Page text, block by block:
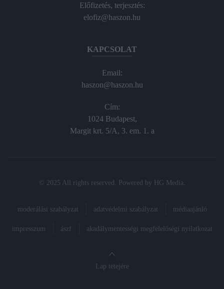
Előfizetés, terjesztés:
elofiz@haszon.hu
KAPCSOLAT
Email:
haszon@haszon.hu
Cím:
1024 Budapest,
Margit krt. 5/A, 3. em. 1. a
© 2025 All rights reserved. Powered by HG Media
moderálási szabályzat adatvédelmi szabályzat médiaajánló
impresszum ászf akadálymentességi megfelelőségi nyilatkozat
Lap tetejére